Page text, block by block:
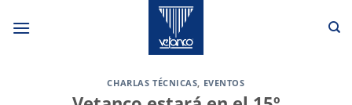
CHARLAS TÉCNICAS, EVENTOS